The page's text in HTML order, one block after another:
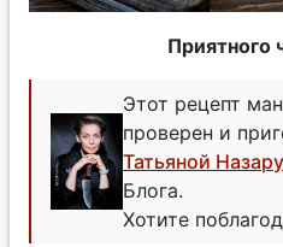
Приятного
Этот рецепт
проверен и
Татьяной
Блога.
Хотите